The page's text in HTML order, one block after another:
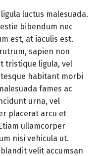
luctus malesuada.
bibendum nec
est, at iaculis est.
sapien non
tristique ligula, vel
habitant morbi
fames ac
urna, vel
placerat arcu et
ullamcorper
nisi vehicula ut.
velit accumsan